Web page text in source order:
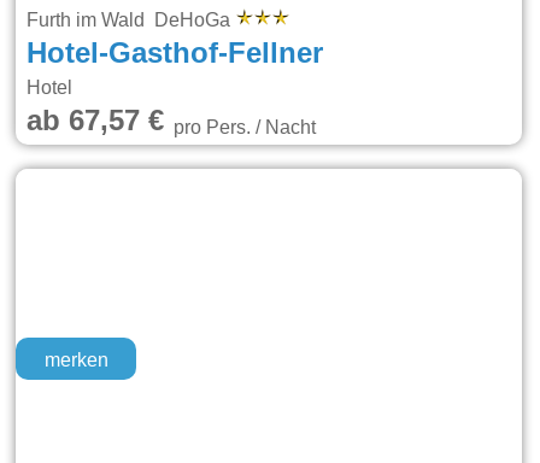
Furth im Wald DeHoGa
Hotel-Gasthof-Fellner
Hotel
ab 67,57 €pro Pers. / Nacht
merken